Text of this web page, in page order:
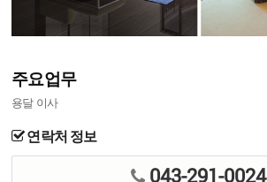
주요업무
용달 이사
연락처 정보
043-291-0024